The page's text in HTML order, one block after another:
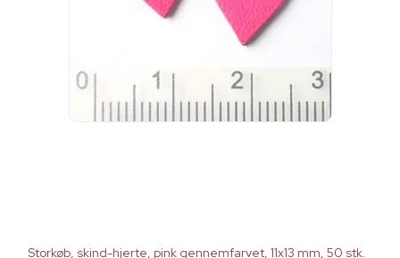
Storkøb, skind-hjerte, pink gennemfarvet, 11x13 mm, 50 stk.